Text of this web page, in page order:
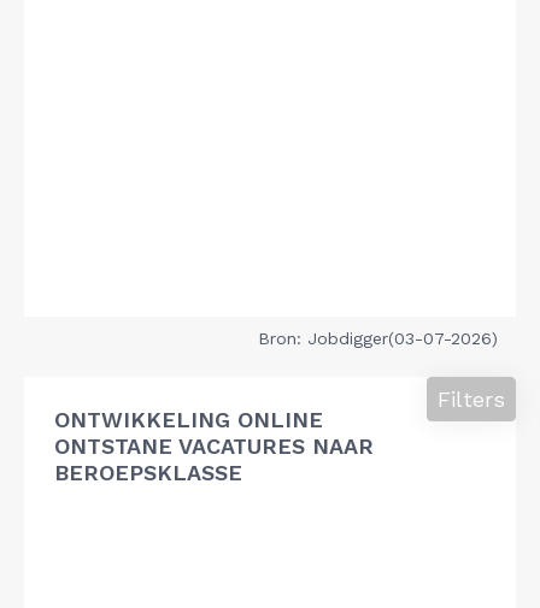
Bron: Jobdigger(03-07-2026)
ONTWIKKELING ONLINE
ONTSTANE VACATURES NAAR
BEROEPSKLASSE
Filters